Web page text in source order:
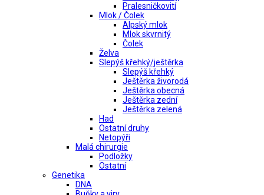
Pralesničkovití
Mlok / Čolek
Alpský mlok
Mlok skvrnitý
Čolek
Želva
Slepýš křehký/ještěrka
Slepýš křehký
Ještěrka živorodá
Ještěrka obecná
Ještěrka zední
Ještěrka zelená
Had
Ostatní druhy
Netopýři
Malá chirurgie
Podložky
Ostatní
Genetika
DNA